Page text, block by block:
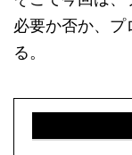
必要か否か、プ
る。